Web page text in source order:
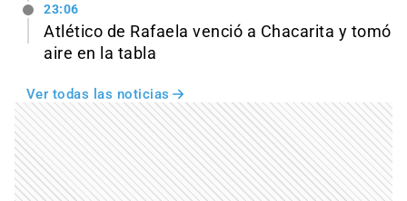
23:06
Atlético de Rafaela venció a Chacarita y tomó
aire en la tabla
Ver todas las noticias